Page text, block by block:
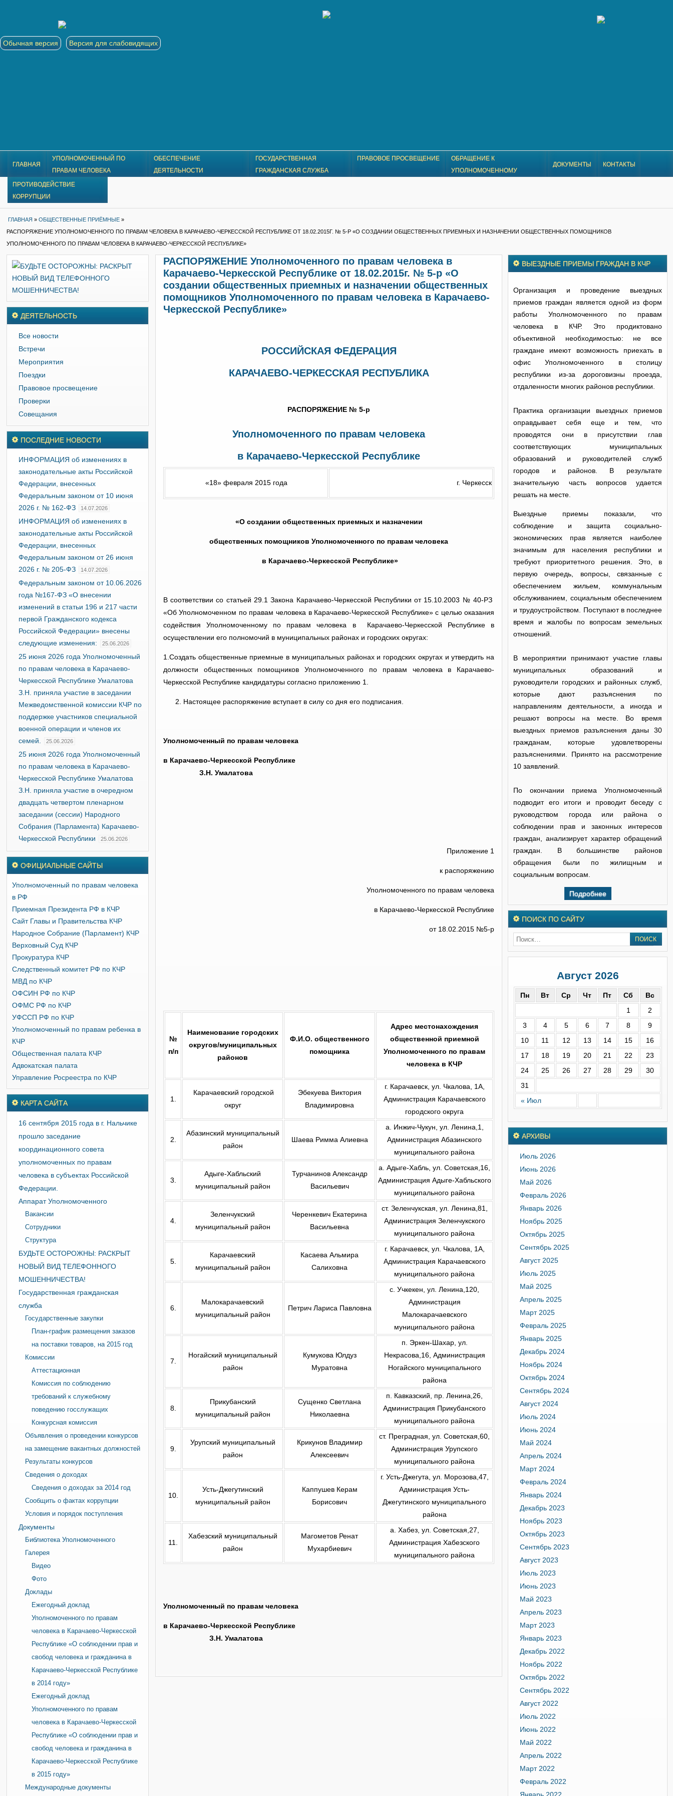
Обычная версия Версия для слабовидящих
ГЛАВНАЯ
УПОЛНОМОЧЕННЫЙ ПО
ПРАВАМ ЧЕЛОВЕКА
ОБЕСПЕЧЕНИЕ
ДЕЯТЕЛЬНОСТИ
ГОСУДАРСТВЕННАЯ
ГРАЖДАНСКАЯ СЛУЖБА
ПРАВОВОЕ ПРОСВЕЩЕНИЕ
ОБРАЩЕНИЕ К
УПОЛНОМОЧЕННОМУ
ДОКУМЕНТЫ КОНТАКТЫ
ПРОТИВОДЕЙСТВИЕ
КОРРУПЦИИ
ГЛАВНАЯ » ОБЩЕСТВЕННЫЕ ПРИЁМНЫЕ »
РАСПОРЯЖЕНИЕ УПОЛНОМОЧЕННОГО ПО ПРАВАМ ЧЕЛОВЕКА В КАРАЧАЕВО-ЧЕРКЕССКОЙ РЕСПУБЛИКЕ ОТ 18.02.2015Г. № 5-Р «О СОЗДАНИИ ОБЩЕСТВЕННЫХ ПРИЕМНЫХ И НАЗНАЧЕНИИ ОБЩЕСТВЕННЫХ ПОМОЩНИКОВ
УПОЛНОМОЧЕННОГО ПО ПРАВАМ ЧЕЛОВЕКА В КАРАЧАЕВО-ЧЕРКЕССКОЙ РЕСПУБЛИКЕ»
РАСПОРЯЖЕНИЕ Уполномоченного по правам человека в
Карачаево-Черкесской Республике от 18.02.2015г. № 5-р «О
создании общественных приемных и назначении общественных
помощников Уполномоченного по правам человека в Карачаево-
Черкесской Республике»
РОССИЙСКАЯ ФЕДЕРАЦИЯ
КАРАЧАЕВО-ЧЕРКЕССКАЯ РЕСПУБЛИКА
РАСПОРЯЖЕНИЕ № 5-р
Уполномоченного по правам человека
в Карачаево-Черкесской Республике
«18» февраля 2015 года г. Черкесск
«О создании общественных приемных и назначении
общественных помощников Уполномоченного по правам человека
в Карачаево-Черкесской Республике»
В соответствии со статьей 29.1 Закона Карачаево-Черкесской Республики от 15.10.2003 № 40-РЗ
«Об Уполномоченном по правам человека в Карачаево-Черкесской Республике» с целью оказания
содействия Уполномоченному по правам человека в Карачаево-Черкесской Республике в
осуществлении его полномочий в муниципальных районах и городских округах:
1.Создать общественные приемные в муниципальных районах и городских округах и утвердить на
должности общественных помощников Уполномоченного по правам человека в Карачаево-
Черкесской Республике кандидатуры согласно приложению 1.
Настоящее распоряжение вступает в силу со дня его подписания.
Уполномоченный по правам человека
в Карачаево-Черкесской Республике
З.Н. Умалатова
Приложение 1
к распоряжению
Уполномоченного по правам человека
в Карачаево-Черкесской Республике
от 18.02.2015 №5-р
№
п/п
Наименование городских
округов/муниципальных
районов
Ф.И.О. общественного
помощника
Адрес местонахождения
общественной приемной
Уполномоченного по правам
человека в КЧР
1.
Карачаевский городской
округ
Эбекуева Виктория
Владимировна
г. Карачаевск, ул. Чкалова, 1А,
Администрация Карачаевского
городского округа
2.
Абазинский муниципальный
район
Шаева Римма Алиевна
а. Инжич-Чукун, ул. Ленина,1,
Администрация Абазинского
муниципального района
3.
Адыге-Хабльский
муниципальный район
Турчанинов Александр
Васильевич
а. Адыге-Хабль, ул. Советская,16,
Администрация Адыге-Хабльского
муниципального района
4.
Зеленчукский
муниципальный район
Черенкевич Екатерина
Васильевна
ст. Зеленчукская, ул. Ленина,81,
Администрация Зеленчукского
муниципального района
5.
Карачаевский
муниципальный район
Касаева Альмира
Салиховна
г. Карачаевск, ул. Чкалова, 1А,
Администрация Карачаевского
муниципального района
6.
Малокарачаевский
муниципальный район
Петрич Лариса Павловна
с. Учкекен, ул. Ленина,120,
Администрация
Малокарачаевского
муниципального района
7.
Ногайский муниципальный
район
Кумукова Юлдуз
Муратовна
п. Эркен-Шахар, ул.
Некрасова,16, Администрация
Ногайского муниципального
района
8.
Прикубанский
муниципальный район
Сущенко Светлана
Николаевна
п. Кавказский, пр. Ленина,26,
Администрация Прикубанского
муниципального района
9.
Урупский муниципальный
район
Крикунов Владимир
Алексеевич
ст. Преградная, ул. Советская,60,
Администрация Урупского
муниципального района
10.
Усть-Джегутинский
муниципальный район
Каппушев Керам
Борисович
г. Усть-Джегута, ул. Морозова,47,
Администрация Усть-
Джегутинского муниципального
района
11.
Хабезский муниципальный
район
Магометов Ренат
Мухарбиевич
а. Хабез, ул. Советская,27,
Администрация Хабезского
муниципального района
Уполномоченный по правам человека
в Карачаево-Черкесской Республике
З.Н. Умалатова
ДЕЯТЕЛЬНОСТЬ
Все новости
Встречи
Мероприятия
Поездки
Правовое просвещение
Проверки
Совещания
ПОСЛЕДНИЕ НОВОСТИ
ИНФОРМАЦИЯ об изменениях в
законодательные акты Российской
Федерации, внесенных
Федеральным законом от 10 июня
2026 г. № 162-ФЗ
14.07.2026
ИНФОРМАЦИЯ об изменениях в
законодательные акты Российской
Федерации, внесенных
Федеральным законом от 26 июня
2026 г. № 205-ФЗ
14.07.2026
Федеральным законом от 10.06.2026
года №167-ФЗ «О внесении
изменений в статьи 196 и 217 части
первой Гражданского кодекса
Российской Федерации» внесены
следующие изменения:
25.06.2026
25 июня 2026 года Уполномоченный
по правам человека в Карачаево-
Черкесской Республике Умалатова
З.Н. приняла участие в заседании
Межведомственной комиссии КЧР по
поддержке участников специальной
военной операции и членов их
семей.
25.06.2026
25 июня 2026 года Уполномоченный
по правам человека в Карачаево-
Черкесской Республике Умалатова
З.Н. приняла участие в очередном
двадцать четвертом пленарном
заседании (сессии) Народного
Собрания (Парламента) Карачаево-
Черкесской Республики
25.06.2026
ОФИЦИАЛЬНЫЕ САЙТЫ
Уполномоченный по правам человека
в РФ
Приемная Президента РФ в КЧР
Сайт Главы и Правительства КЧР
Народное Собрание (Парламент) КЧР
Верховный Суд КЧР
Прокуратура КЧР
Следственный комитет РФ по КЧР
МВД по КЧР
ОФСИН РФ по КЧР
ОФМС РФ по КЧР
УФССП РФ по КЧР
Уполномоченный по правам ребенка в
КЧР
Общественная палата КЧР
Адвокатская палата
Управление Росреестра по КЧР
КАРТА САЙТА
16 сентября 2015 года в г. Нальчике
прошло заседание
координационного совета
уполномоченных по правам
человека в субъектах Российской
Федерации.
Аппарат Уполномоченного
Вакансии
Сотрудники
Структура
БУДЬТЕ ОСТОРОЖНЫ: РАСКРЫТ
НОВЫЙ ВИД ТЕЛЕФОННОГО
МОШЕННИЧЕСТВА!
Государственная гражданская
служба
Государственные закупки
План-график размещения заказов
на поставки товаров, на 2015 год
Комиссии
Аттестационная
Комиссия по соблюдению
требований к служебному
поведению госслужащих
Конкурсная комиссия
Объявления о проведении конкурсов
на замещение вакантных должностей
Результаты конкурсов
Сведения о доходах
Сведения о доходах за 2014 год
Сообщить о фактах коррупции
Условия и порядок поступления
Документы
Библиотека Уполномоченного
Галерея
Видео
Фото
Доклады
Ежегодный доклад
Уполномоченного по правам
человека в Карачаево-Черкесской
Республике «О соблюдении прав и
свобод человека и гражданина в
Карачаево-Черкесской Республике
в 2014 году»
Ежегодный доклад
Уполномоченного по правам
человека в Карачаево-Черкесской
Республике «О соблюдении прав и
свобод человека и гражданина в
Карачаево-Черкесской Республике
в 2015 году»
Международные документы
ВЫЕЗДНЫЕ ПРИЕМЫ ГРАЖДАН В КЧР
Организация и проведение выездных
приемов граждан является одной из форм
работы Уполномоченного по правам
человека в КЧР. Это продиктовано
объективной необходимостью: не все
граждане имеют возможность приехать в
офис Уполномоченного в столицу
республики из-за дороговизны проезда,
отдаленности многих районов республики.
Практика организации выездных приемов
оправдывает себя еще и тем, что
проводятся они в присутствии глав
соответствующих муниципальных
образований и руководителей служб
городов и районов. В результате
значительную часть вопросов удается
решать на месте.
Выездные приемы показали, что
соблюдение и защита социально-
экономических прав является наиболее
значимым для населения республики и
требуют приоритетного решения. Это, в
первую очередь, вопросы, связанные с
обеспечением жильем, коммунальным
обслуживанием, социальным обеспечением
и трудоустройством. Поступают в последнее
время и жалобы по вопросам земельных
отношений.
В мероприятии принимают участие главы
муниципальных образований и
руководители городских и районных служб,
которые дают разъяснения по
направлениям деятельности, а иногда и
решают вопросы на месте. Во время
выездных приемов разъяснения даны 30
гражданам, которые удовлетворены
разъяснениями. Принято на рассмотрение
10 заявлений.
По окончании приема Уполномоченный
подводит его итоги и проводит беседу с
руководством города или района о
соблюдении прав и законных интересов
граждан, анализирует характер обращений
граждан. В большинстве районов
обращения были по жилищным и
социальным вопросам.
Подробнее
ПОИСК ПО САЙТУ
Август 2026
Пн Вт Ср Чт Пт Сб Вс
« Июл
1
2
3
4 5 6 7 8
9
10
11 12 13 14 15
16
17
18 19 20 21 22
23
24
25 26 27 28 29
30
31
АРХИВЫ
Июль 2026
Июнь 2026
Май 2026
Февраль 2026
Январь 2026
Ноябрь 2025
Октябрь 2025
Сентябрь 2025
Август 2025
Июль 2025
Май 2025
Апрель 2025
Март 2025
Февраль 2025
Январь 2025
Декабрь 2024
Ноябрь 2024
Октябрь 2024
Сентябрь 2024
Август 2024
Июль 2024
Июнь 2024
Май 2024
Апрель 2024
Март 2024
Февраль 2024
Январь 2024
Декабрь 2023
Ноябрь 2023
Октябрь 2023
Сентябрь 2023
Август 2023
Июль 2023
Июнь 2023
Май 2023
Апрель 2023
Март 2023
Январь 2023
Декабрь 2022
Ноябрь 2022
Октябрь 2022
Сентябрь 2022
Август 2022
Июль 2022
Июнь 2022
Май 2022
Апрель 2022
Март 2022
Февраль 2022
Январь 2022